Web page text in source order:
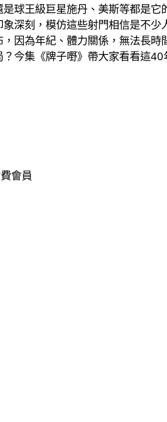
球王級巨星施丹、美斯等都是它
深刻，模仿這些射門相信是不少
因為年紀、體力關係，無法長時
今集《牌子嘢》帶大家看看這
會員